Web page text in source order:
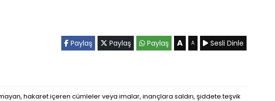
Paylaş Paylaş Paylaş A A Sesli Dinle
hakaret içeren cümleler veya imalar, inançlara saldırı, şiddete teşvik